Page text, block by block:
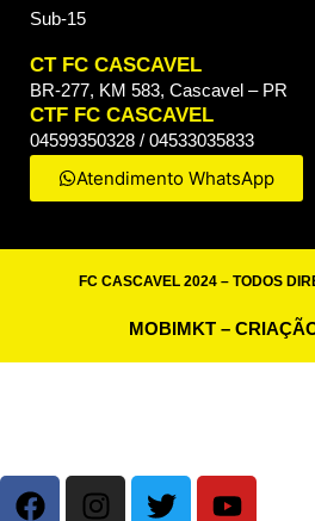
Sub-15
CT FC CASCAVEL
BR-277, KM 583, Cascavel – PR
CTF FC CASCAVEL
04599350328 / 04533035833
Atendimento WhatsApp
FC CASCAVEL 2024 – TODOS
MOBIMKT –